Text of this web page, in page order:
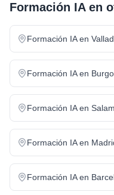
Formación IAen
Formación IAen
Formación IAen
Formación IAen
Formación IAen
Formación IAen